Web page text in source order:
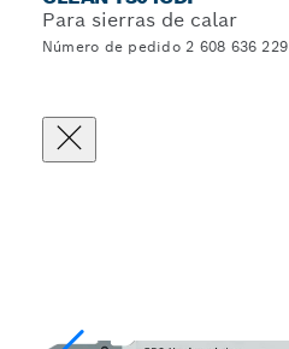
Para sierras de calar
Número de pedido 2 608 636 229